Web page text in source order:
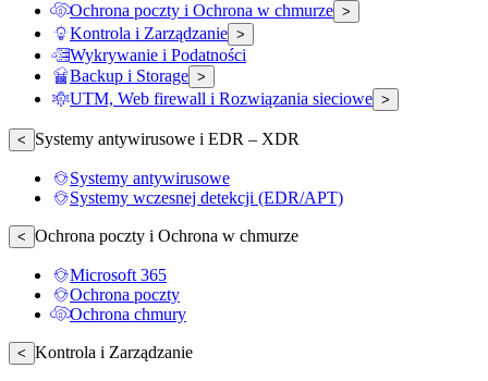
Ochrona poczty i Ochrona w chmurze >
Kontrola i Zarządzanie >
Wykrywanie i Podatności
Backup i Storage >
UTM, Web firewall i Rozwiązania sieciowe >
< Systemy antywirusowe i EDR – XDR
Systemy antywirusowe
Systemy wczesnej detekcji (EDR/APT)
< Ochrona poczty i Ochrona w chmurze
Microsoft 365
Ochrona poczty
Ochrona chmury
< Kontrola i Zarządzanie